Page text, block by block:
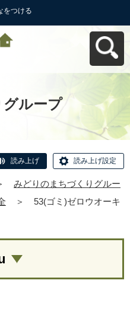
をつける
ループ
読み上げ 読み上げ設定
みどりのまちづくりグルー
＞
53(ゴミ)ゼロウオーキ